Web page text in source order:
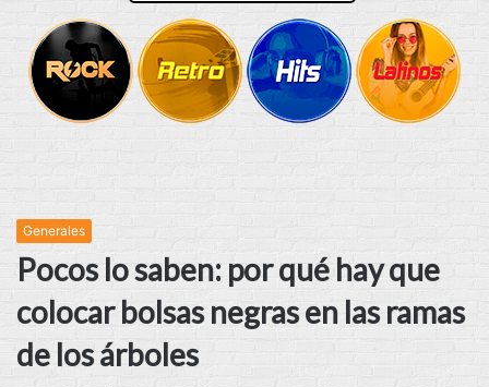
Generales
Pocos lo saben: por qué hay que
colocar bolsas negras en las ramas
de los árboles